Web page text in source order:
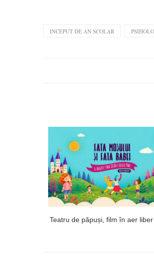
INCEPUT DE AN SCOLAR
Teatru de păpuși, film în aer liber